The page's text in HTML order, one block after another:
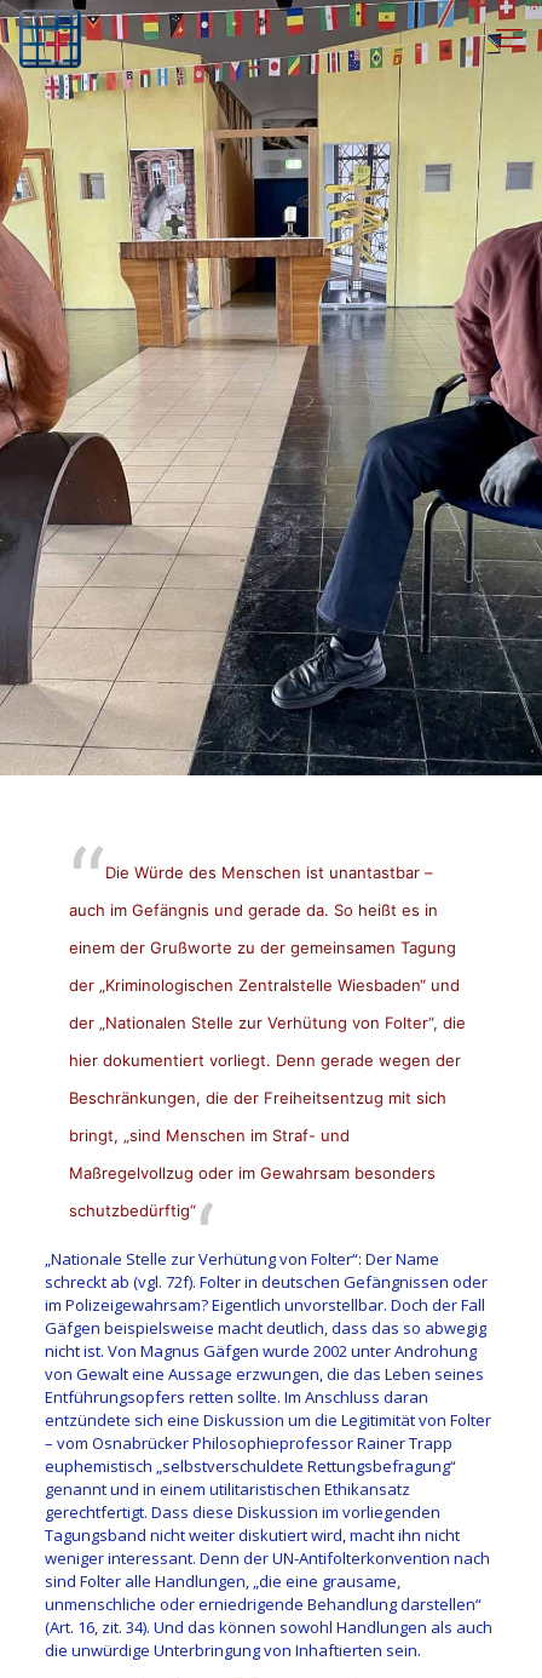
Die Würde des Menschen ist unantastbar –
auch im Gefängnis und gerade da. So heißt es in
einem der Grußworte zu der gemeinsamen Tagung
der „Kriminologischen Zentralstelle Wiesbaden“ und
der „Nationalen Stelle zur Verhütung von Folter“, die
hier dokumentiert vorliegt. Denn gerade wegen der
Beschränkungen, die der Freiheitsentzug mit sich
bringt, „sind Menschen im Straf- und
Maßregelvollzug oder im Gewahrsam besonders
schutzbedürftig“
„Nationale Stelle zur Verhütung von Folter“: Der Name
schreckt ab (vgl. 72f). Folter in deutschen Gefängnissen oder
im Polizeigewahrsam? Eigentlich unvorstellbar. Doch der Fall
Gäfgen beispielsweise macht deutlich, dass das so abwegig
nicht ist. Von Magnus Gäfgen wurde 2002 unter Androhung
von Gewalt eine Aussage erzwungen, die das Leben seines
Entführungsopfers retten sollte. Im Anschluss daran
entzündete sich eine Diskussion um die Legitimität von Folter
– vom Osnabrücker Philosophieprofessor Rainer Trapp
euphemistisch „selbstverschuldete Rettungsbefragung“
genannt und in einem utilitaristischen Ethikansatz
gerechtfertigt. Dass diese Diskussion im vorliegenden
Tagungsband nicht weiter diskutiert wird, macht ihn nicht
weniger interessant. Denn der UN-Antifolterkonvention nach
sind Folter alle Handlungen, „die eine grausame,
unmenschliche oder erniedrigende Behandlung darstellen“
(Art. 16, zit. 34). Und das können sowohl Handlungen als auch
die unwürdige Unterbringung von Inhaftierten sein.